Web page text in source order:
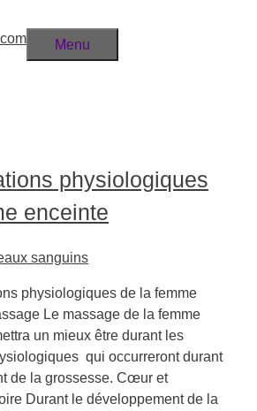
Menu
physiologiques
enceinte
physiologiques de la femme
Le massage de la femme
un mieux être durant les
qui occurreront durant
de la grossesse. Cœur et
Durant le développement de la